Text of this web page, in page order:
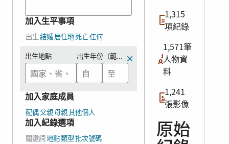
加入生平事項
出生結婚居住地死亡任何
出生地點
出生年份（範圍）
加入家庭成員
配偶父親母親其他個人
加入紀錄選項
關鍵詞地點類型批次號碼
1,315
項紀錄
1,571筆
人物資
料
1,241
張影像
原始